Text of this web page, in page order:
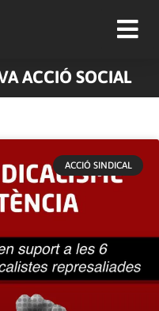
ACCIÓ SOCIAL
ACCIÓ SINDICAL